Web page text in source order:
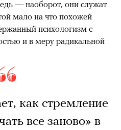
— наоборот, они служат
мало на что похожей
психологизм с
и в меру радикальной
как стремление
все заново» в